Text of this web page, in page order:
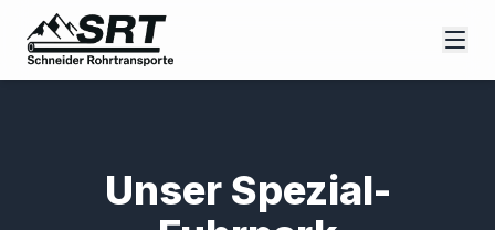
Unser Spezial-